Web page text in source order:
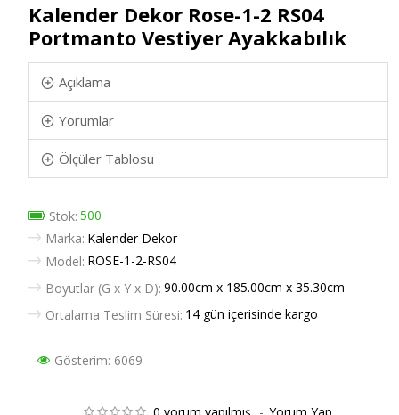
Kalender Dekor Rose-1-2 RS04
Portmanto Vestiyer Ayakkabılık
Açıklama
Yorumlar
Ölçüler Tablosu
Stok: 500
Marka: Kalender Dekor
Model: ROSE-1-2-RS04
Boyutlar (G x Y x D): 90.00cm x 185.00cm x 35.30cm
Ortalama Teslim Süresi: 14 gün içerisinde kargo
Gösterim: 6069